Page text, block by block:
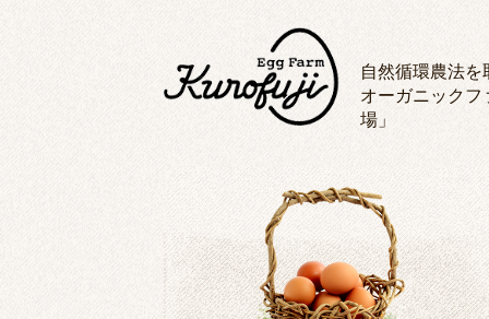
自然循環農法を
オーガニックフ
場」